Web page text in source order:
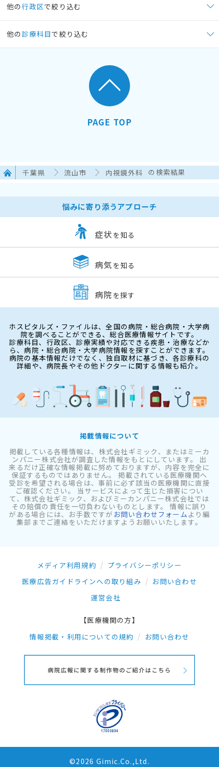
他の行政区で絞り込む
他の 診療科目で絞り込む
PAGE TOP
千葉県 流山市 内視鏡外科 の検索結果
悩みに寄り添うアプローチ
症状 を知る
病気 を知る
病院 を探す
ホスピタルズ・ファイルは、全国の病院・総合病院・大学病
院を調べることができる、総合医療情報サイトです。
診療科目、行政区、診療実績や対応できる疾患・治療などか
ら、病院・総合病院・大学病院情報を探すことができます。
病院の基本情報だけでなく、独自取材に基づき、各診療科の
詳細や、病院長やその他ドクターに関する情報も紹介。
掲載情報について
掲載している各種情報は、株式会社ギミック、またはミーカ
ンパニー株式会社が調査した情報をもとにしています。 出
来るだけ正確な情報掲載に努めておりますが、内容を完全に
保証するものではありません。 掲載されている医療機関へ
受診を希望される場合は、事前に必ず該当の医療機関に直接
ご確認ください。 当サービスによって生じた損害につい
て、株式会社ギミック、およびミーカンパニー株式会社では
その賠償の責任を一切負わないものとします。 情報に誤り
がある場合には、お手数ですが お問い合わせフォーム より編
集部までご連絡をいただけますようお願いいたします。
メディア利用規約
プライバシーポリシー
医療広告ガイドラインへの取り組み
お問い合わせ
運営会社
【医療機関の方】
情報掲載・利用についての規約
お問い合わせ
©2026 Gimic.Co.,Ltd.